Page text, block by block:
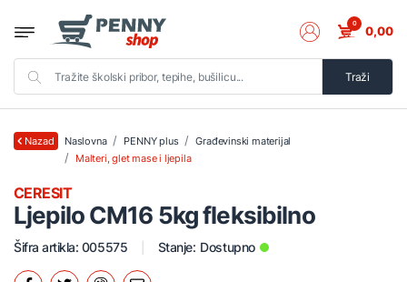
Traži
0 0,00
Nazad Naslovna PENNY plus
Građevinski materijal
Malteri, glet mase i ljepila
Ljepilo CM16 5kg fleksibilno
CERESIT
Šifra artikla: 005575 Stanje: Dostupno